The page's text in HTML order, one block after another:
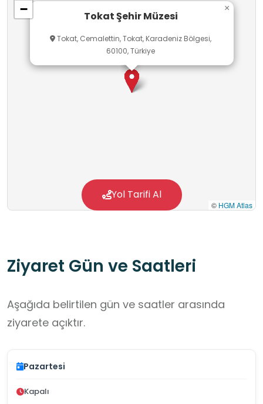
Tokat Şehir Müzesi
Tokat, Cemalettin, Tokat, Karadeniz Bölgesi,
60100, Türkiye
×
−
© HGM Atlas
Yol Tarifi Al
Ziyaret Gün ve Saatleri
Aşağıda belirtilen gün ve saatler arasında
ziyarete açıktır.
Pazartesi
Kapalı